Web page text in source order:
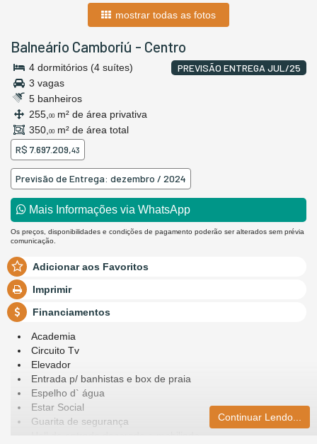
mostrar todas as fotos
Balneário Camboriú - Centro
PREVISÃO ENTREGA JUL/25
4 dormitórios (4 suítes)
3 vagas
5 banheiros
255, 00 m² de área privativa
350, 00 m² de área total
R$ 7.697.209,43
Previsão de Entrega: dezembro / 2024
Mais Informações via WhatsApp
Os preços, disponibilidades e condições de pagamento poderão ser alterados sem prévia
comunicação.
Adicionar aos Favoritos
Imprimir
Financiamentos
Academia
Circuito Tv
Elevador
Entrada p/ banhistas e box de praia
Espelho d` água
Estar Social
Guarita de segurança
Hall de entrada decorado e mobiliado
Continuar Lendo...